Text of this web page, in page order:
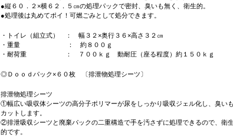
●縦６０．２×横６２．５㎝の処理パックで密封、臭いも無く、衛生的。
●処理後は丸めてポイ！可燃ごみとして処分できます。
・トイレ（組立式） ： 幅３２×奥行３６×高さ３２㎝
・重量 ： 約８００ｇ
・耐荷重 ： ７００ｋｇ 動耐圧（座る程度）約１５０ｋｇ
◎Ｄｏｏｄパック×６０枚 〔排泄物処理シーツ〕
排泄物処理シーツ
①幅広い吸収体シーツの高分子ポリマーが尿をしっかり吸収ジェル化し、臭いも
カットします。
②排泄吸収シーツと廃棄パックの二重構造で手を汚さずに処理できるので、衛生
的です。